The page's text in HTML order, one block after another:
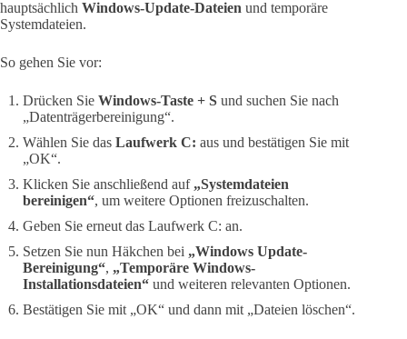
hauptsächlich Windows-Update-Dateien und temporäre
Systemdateien.
So gehen Sie vor:
Drücken Sie Windows-Taste + S und suchen Sie nach
„Datenträgerbereinigung“.
Wählen Sie das Laufwerk C: aus und bestätigen Sie mit
„OK“.
Klicken Sie anschließend auf „Systemdateien
bereinigen“, um weitere Optionen freizuschalten.
Geben Sie erneut das Laufwerk C: an.
Setzen Sie nun Häkchen bei „Windows Update-
Bereinigung“, „Temporäre Windows-
Installationsdateien“ und weiteren relevanten Optionen.
Bestätigen Sie mit „OK“ und dann mit „Dateien löschen“.